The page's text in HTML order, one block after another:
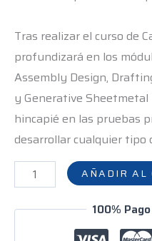
Tras realizar el curso de
profundizará en los
Assembly Design,
y Generative Sheetmetal
hincapié en las pruebas
desarrollar cualquier tipo
AÑADIR AL
100%